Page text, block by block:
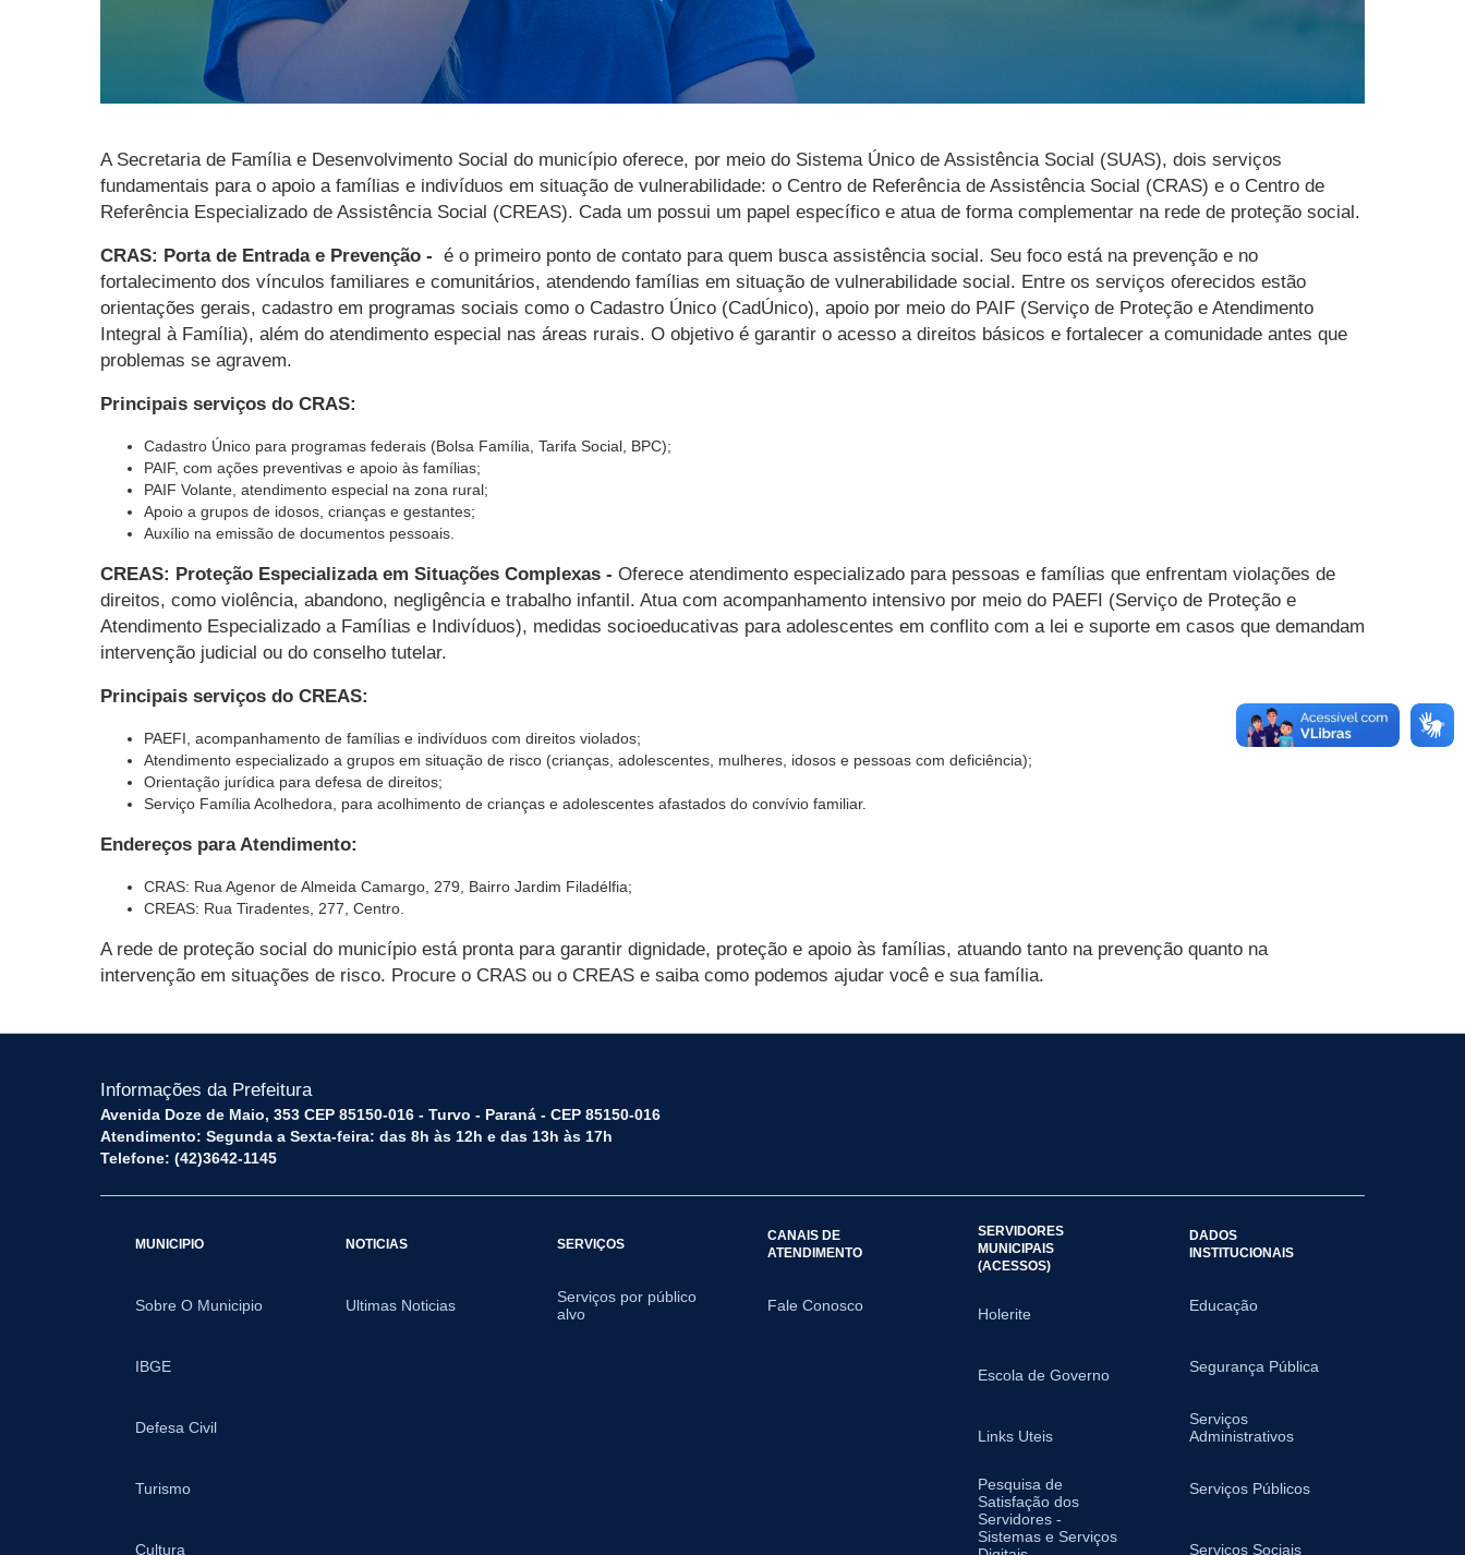
A Secretaria de Família e Desenvolvimento Social do município oferece, por meio do Sistema Único de Assistência Social (SUAS), dois serviços
fundamentais para o apoio a famílias e indivíduos em situação de vulnerabilidade: o Centro de Referência de Assistência Social (CRAS) e o Centro de
Referência Especializado de Assistência Social (CREAS). Cada um possui um papel específico e atua de forma complementar na rede de proteção social.
CRAS: Porta de Entrada e Prevenção - é o primeiro ponto de contato para quem busca assistência social. Seu foco está na prevenção e no
fortalecimento dos vínculos familiares e comunitários, atendendo famílias em situação de vulnerabilidade social. Entre os serviços oferecidos estão
orientações gerais, cadastro em programas sociais como o Cadastro Único (CadÚnico), apoio por meio do PAIF (Serviço de Proteção e Atendimento
Integral à Família), além do atendimento especial nas áreas rurais. O objetivo é garantir o acesso a direitos básicos e fortalecer a comunidade antes que
problemas se agravem.
Principais serviços do CRAS:
Cadastro Único para programas federais (Bolsa Família, Tarifa Social, BPC);
PAIF, com ações preventivas e apoio às famílias;
PAIF Volante, atendimento especial na zona rural;
Apoio a grupos de idosos, crianças e gestantes;
Auxílio na emissão de documentos pessoais.
CREAS: Proteção Especializada em Situações Complexas - Oferece atendimento especializado para pessoas e famílias que enfrentam violações de
direitos, como violência, abandono, negligência e trabalho infantil. Atua com acompanhamento intensivo por meio do PAEFI (Serviço de Proteção e
Atendimento Especializado a Famílias e Indivíduos), medidas socioeducativas para adolescentes em conflito com a lei e suporte em casos que demandam
intervenção judicial ou do conselho tutelar.
Principais serviços do CREAS:
PAEFI, acompanhamento de famílias e indivíduos com direitos violados;
Atendimento especializado a grupos em situação de risco (crianças, adolescentes, mulheres, idosos e pessoas com deficiência);
Orientação jurídica para defesa de direitos;
Serviço Família Acolhedora, para acolhimento de crianças e adolescentes afastados do convívio familiar.
Endereços para Atendimento:
CRAS: Rua Agenor de Almeida Camargo, 279, Bairro Jardim Filadélfia;
CREAS: Rua Tiradentes, 277, Centro.
A rede de proteção social do município está pronta para garantir dignidade, proteção e apoio às famílias, atuando tanto na prevenção quanto na
intervenção em situações de risco. Procure o CRAS ou o CREAS e saiba como podemos ajudar você e sua família.
Informações da Prefeitura
Avenida Doze de Maio, 353 CEP 85150-016 - Turvo - Paraná - CEP 85150-016
Atendimento: Segunda a Sexta-feira: das 8h às 12h e das 13h às 17h
Telefone: (42)3642-1145
MUNICIPIO
Sobre O Municipio
IBGE
Defesa Civil
Turismo
Cultura
NOTICIAS
Ultimas Noticias
SERVIÇOS
Serviços por público
alvo
CANAIS DE
ATENDIMENTO
Fale Conosco
SERVIDORES
MUNICIPAIS
(ACESSOS)
Holerite
Escola de Governo
Links Uteis
Pesquisa de
Satisfação dos
Servidores -
Sistemas e Serviços
DADOS
INSTITUCIONAIS
Educação
Segurança Pública
Serviços
Administrativos
Serviços Públicos
Serviços Sociais